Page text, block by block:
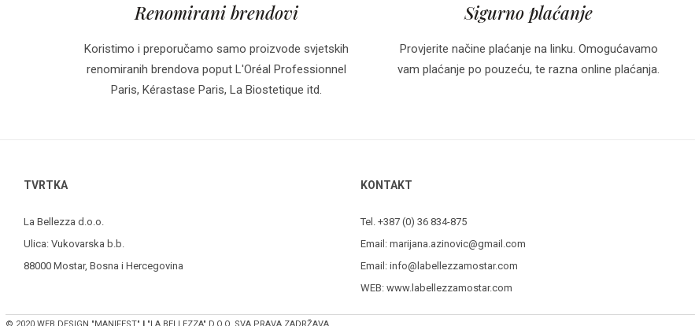
Renomirani brendovi
Koristimo i preporučamo samo proizvode svjetskih
renomiranih brendova poput L'Oréal Professionnel
Paris, Kérastase Paris, La Biostetique itd.
Sigurno plaćanje
Provjerite načine plaćanje na linku. Omogućavamo
vam plaćanje po pouzeću, te razna online plaćanja.
TVRTKA
La Bellezza d.o.o.
Ulica: Vukovarska b.b.
88000 Mostar, Bosna i Hercegovina
KONTAKT
Tel. +387 (0) 36 834-875
Email: marijana.azinovic@gmail.com
Email: info@labellezzamostar.com
WEB: www.labellezzamostar.com